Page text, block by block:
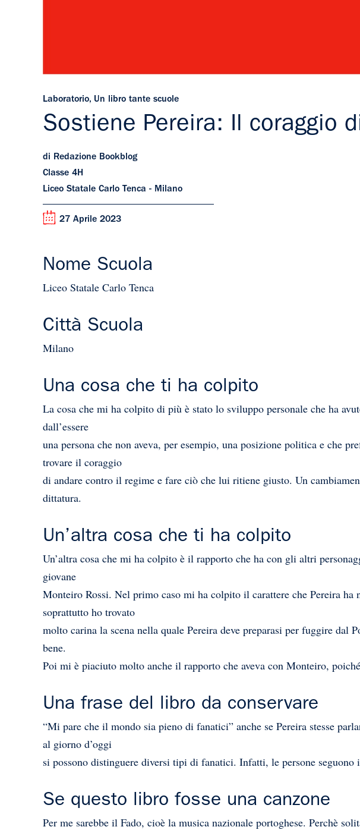
Laboratorio, Un libro tante scuole
Sostiene Pereira: Il coraggio
di Redazione Bookblog
Classe 4H
Liceo Statale Carlo Tenca - Milano
27 Aprile 2023
Nome Scuola
Liceo Statale Carlo Tenca
Città Scuola
Milano
Una cosa che ti ha colpito
La cosa che mi ha colpito di più è stato lo sviluppo personale che ha
dall’essere
una persona che non aveva, per esempio, una posizione politica e che
trovare il coraggio
di andare contro il regime e fare ciò che lui ritiene giusto. Un
dittatura.
Un’altra cosa che ti ha colpito
Un’altra cosa che mi ha colpito è il rapporto che ha con gli altri
giovane
Monteiro Rossi. Nel primo caso mi ha colpito il carattere che Pereira
soprattutto ho trovato
molto carina la scena nella quale Pereira deve preparasi per fuggire
bene.
Poi mi è piaciuto molto anche il rapporto che aveva con Monteiro,
Una frase del libro da conservare
“Mi pare che il mondo sia pieno di fanatici” anche se Pereira stesse
al giorno d’oggi
si possono distinguere diversi tipi di fanatici. Infatti, le persone
Se questo libro fosse una canzone
Per me sarebbe il Fado, cioè la musica nazionale portoghese. Perchè